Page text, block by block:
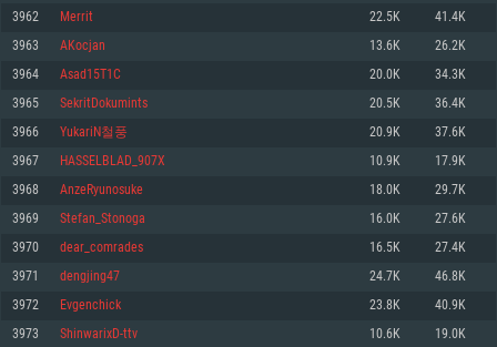
CONFIGURATION SYSTÈME REQUISE
Minimum
OS: Windows 10 (64 bit)
Processeur: Dual-Core 2.2 GHz
Mémoire: 4 GB
Carte graphique supportant DirectX 11: AMD Radeon 77XX / NVIDIA
GeForce GTX 660. La résolution minimale supportée par le jeu est de 720p
Connection: Connexion Internet à haut débit
Minimum
OS: Mac OS Big Sur 11.0 ou plus récent
Processeur: Core i5, minimum 2.2GHz (Les processeurs Intel Xeon ne sont
pas supportés)
Mémoire: 6 GB
Carte graphique: Intel Iris Pro 5200 (Mac), ou analogue AMD/Nvidia. La
résolution minimale supportée par le jeu est de 720p.
Connection: Connexion Internet à haut débit
Minimum
OS: Les configurations Linux 64 bits les plus modernes
Processeur: Dual-Core 2.4 GHz
Mémoire: 4 GB
Carte graphique: NVIDIA 660 avec les derniers drivers (moins de 6 mois) /
de même pour AMD (La résolution minimale supportée par le jeu est de
720p)
Connection: Connexion Internet à haut débit
3962 Merrit 22.5K 41.4K
3963 AKocjan 13.6K 26.2K
3964 Asad15T1C 20.0K 34.3K
3965 SekritDokumints 20.5K 36.4K
3966 YukariN철풍 20.9K 37.6K
3967 HASSELBLAD_907X 10.9K 17.9K
3968 AnzeRyunosuke 18.0K 29.7K
3969 Stefan_Stonoga 16.0K 27.6K
3970 dear_comrades 16.5K 27.4K
3971 dengjing47 24.7K 46.8K
3972 Evgenchick 23.8K 40.9K
3973 ShinwarixD-ttv 10.6K 19.0K